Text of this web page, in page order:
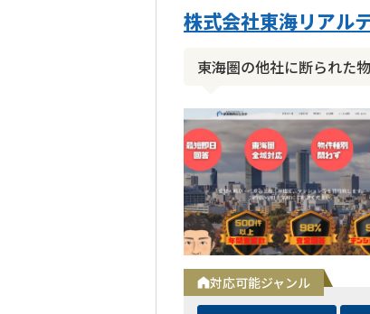
株式会社東海リアル
東海圏の他社に断られた
対応可能ジャンル